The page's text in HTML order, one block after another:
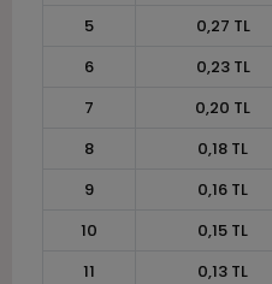
5
0,27 TL
6
0,23 TL
7
0,20 TL
8
0,18 TL
9
0,16 TL
10
0,15 TL
11
0,13 TL